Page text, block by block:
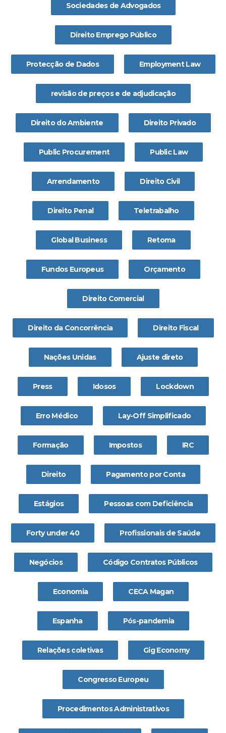
Sociedades de Advogados
Direito Emprego Público
Protecção de Dados Employment Law
revisão de preços e de adjudicação
Direito do Ambiente Direito Privado
Public Procurement Public Law
Arrendamento Direito Civil
Direito Penal Teletrabalho
Global Business Retoma
Fundos Europeus Orçamento
Direito Comercial
Direito da Concorrência Direito Fiscal
Nações Unidas Ajuste direto
Press Idosos Lockdown
Erro Médico Lay-Off Simplificado
Formação Impostos IRC
Direito Pagamento por Conta
Estágios Pessoas com Deficiência
Forty under 40 Profissionais de Saúde
Negócios Código Contratos Públicos
Economia CECA Magan
Espanha Pós-pandemia
Relações coletivas Gig Economy
Congresso Europeu
Procedimentos Administrativos